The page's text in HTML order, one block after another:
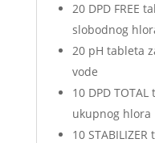
20 DPD FREE
slobodnog
20 pH tableta
vode
10 DPD
ukupnog hlora
10